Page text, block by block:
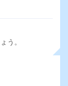
う。